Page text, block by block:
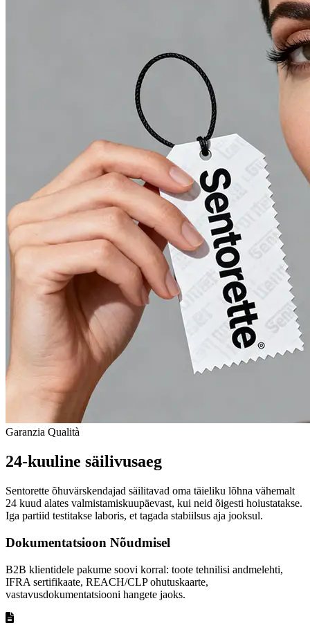
Garanzia Qualità
24-kuuline säilivusaeg
Sentorette õhuvärskendajad säilitavad oma täieliku lõhna vähemalt
24 kuud alates valmistamiskuupäevast, kui neid õigesti hoiustatakse.
Iga partiid testitakse laboris, et tagada stabiilsus aja jooksul.
Dokumentatsioon Nõudmisel
B2B klientidele pakume soovi korral: toote tehnilisi andmelehti,
IFRA sertifikaate, REACH/CLP ohutuskaarte,
vastavusdokumentatsiooni hangete jaoks.